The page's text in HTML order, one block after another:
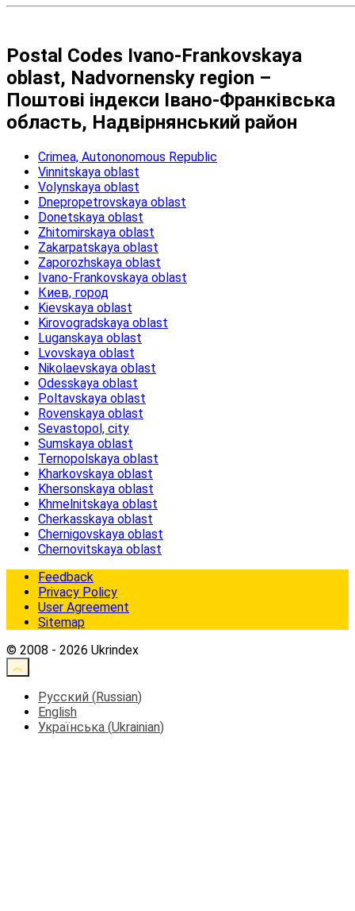
Postal Codes Ivano-Frankovskaya
oblast, Nadvornensky region –
Поштові індекси Івано-Франківська
область, Надвірнянський район
Crimea, Autononomous Republic
Vinnitskaya oblast
Volynskaya oblast
Dnepropetrovskaya oblast
Donetskaya oblast
Zhitomirskaya oblast
Zakarpatskaya oblast
Zaporozhskaya oblast
Ivano-Frankovskaya oblast
Киев, город
Kievskaya oblast
Kirovogradskaya oblast
Luganskaya oblast
Lvovskaya oblast
Nikolaevskaya oblast
Odesskaya oblast
Poltavskaya oblast
Rovenskaya oblast
Sevastopol, city
Sumskaya oblast
Ternopolskaya oblast
Kharkovskaya oblast
Khersonskaya oblast
Khmelnitskaya oblast
Cherkasskaya oblast
Chernigovskaya oblast
Chernovitskaya oblast
Feedback
Privacy Policy
User Agreement
Sitemap
© 2008 - 2026 Ukrindex
Русский (Russian)
English
Українська (Ukrainian)